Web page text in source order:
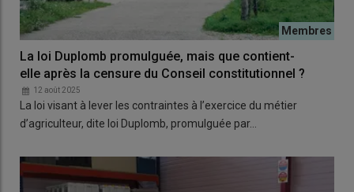
La loi Duplomb promulguée, mais que contient-
elle après la censure du Conseil constitutionnel ?
12 août 2025
La loi visant à lever les contraintes à l’exercice du métier
d’agriculteur, dite loi Duplomb, promulguée par…